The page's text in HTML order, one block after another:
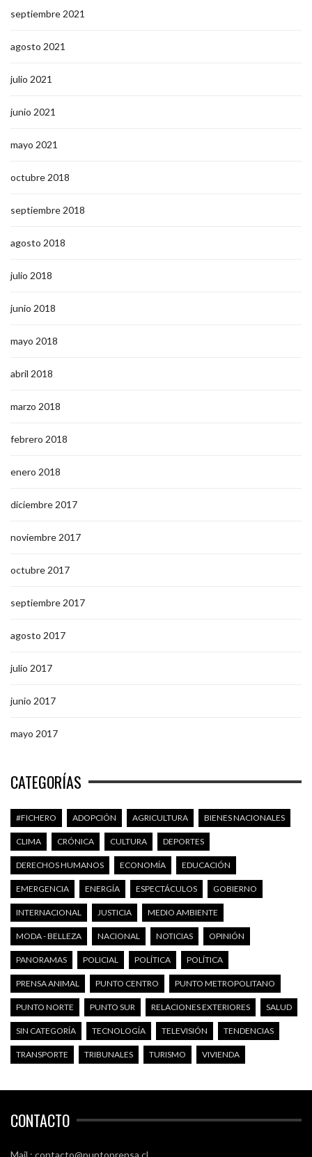
septiembre 2021
agosto 2021
julio 2021
junio 2021
mayo 2021
octubre 2018
septiembre 2018
agosto 2018
julio 2018
junio 2018
mayo 2018
abril 2018
marzo 2018
febrero 2018
enero 2018
diciembre 2017
noviembre 2017
octubre 2017
septiembre 2017
agosto 2017
julio 2017
junio 2017
mayo 2017
CATEGORÍAS
#FICHERO ADOPCIÓN AGRICULTURA BIENES NACIONALES
CLIMA CRÓNICA CULTURA DEPORTES
DERECHOS HUMANOS ECONOMÍA EDUCACIÓN
EMERGENCIA ENERGÍA ESPECTÁCULOS GOBIERNO
INTERNACIONAL JUSTICIA MEDIO AMBIENTE
MODA - BELLEZA NACIONAL NOTICIAS OPINIÓN
PANORAMAS POLICIAL POLÍTICA POLÍTICA
PRENSA ANIMAL PUNTO CENTRO PUNTO METROPOLITANO
PUNTO NORTE PUNTO SUR RELACIONES EXTERIORES SALUD
SIN CATEGORÍA TECNOLOGÍA TELEVISIÓN TENDENCIAS
TRANSPORTE TRIBUNALES TURISMO VIVIENDA
CONTACTO
Mail : contacto@puntoprensa.cl